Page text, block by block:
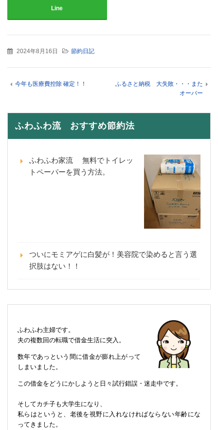
Line
2024年8月16日 節約日記
今年も医療費控除 確定！！
ふるさと納税 大失敗・・・また
オーバー
ふわふわ流 おすすめ節約法
ふわふわ家流 無料でトイレッ
トペーパーを買う方法。
ついにモミアゲに白髪が！美容院で染めると言う選
択肢はない！！
ふわふわ主婦です。
夫の複数回の転職で借金生活に突入。
数年であっという間に借金が膨れ上がって
しまいました。
この借金をどうにかしようと日々試行錯誤・迷走中です。
そしてカチ子も大学生になり、
私らはというと、老後を視野に入れなければならない年齢にな
ってきました。